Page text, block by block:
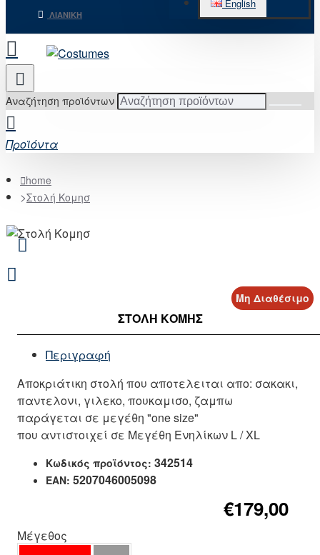
ΛΙΑΝΙΚΉ
English
Αναζήτηση προϊόντων
Προϊόντα
home
Στολή Κομησ
Μη Διαθέσιμο
ΣΤΟΛΉ ΚΟΜΗΣ
Περιγραφή
Αποκριάτικη στολή που αποτελειται απο: σακακι,
παντελονι, γιλεκο, πουκαμισο, ζαμπω
παράγεται σε μεγέθη "one size"
που αντιστοιχεί σε Μεγέθη Ενηλίκων L / XL
Κωδικός προϊόντος: 342514
EAN: 5207046005098
€179,00
Μέγεθος